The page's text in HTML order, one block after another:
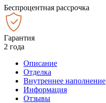
Беспроцентная рассрочка
Гарантия
2 года
Описание
Отделка
Внутреннее наполнение
Информация
Отзывы